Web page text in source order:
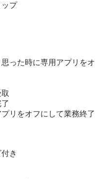
った時に専用アプリをオ
リをオフにして業務終了
き